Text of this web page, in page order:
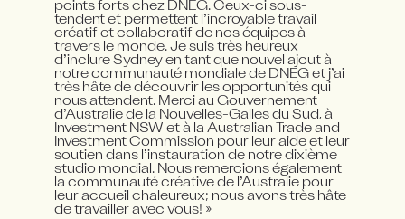
points forts chez DNEG. Ceux-ci sous-
tendent et permettent l’incroyable travail
créatif et collaboratif de nos équipes à
travers le monde. Je suis très heureux
d’inclure Sydney en tant que nouvel ajout à
notre communauté mondiale de DNEG et j’ai
très hâte de découvrir les opportunités qui
nous attendent. Merci au Gouvernement
d’Australie de la Nouvelles-Galles du Sud, à
Investment NSW et à la Australian Trade and
Investment Commission pour leur aide et leur
soutien dans l’instauration de notre dixième
studio mondial. Nous remercions également
la communauté créative de l’Australie pour
leur accueil chaleureux; nous avons très hâte
de travailler avec vous! »